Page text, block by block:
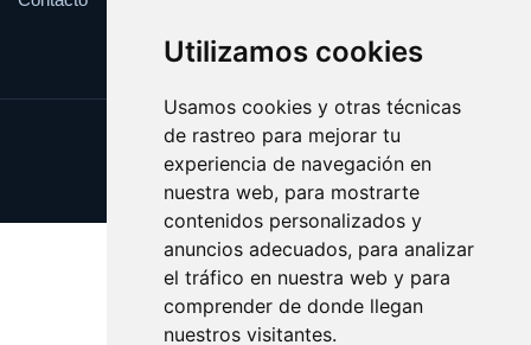
Utilizamos cookies
Usamos cookies y otras técnicas
de rastreo para mejorar tu
experiencia de navegación en
nuestra web, para mostrarte
contenidos personalizados y
anuncios adecuados, para analizar
el tráfico en nuestra web y para
comprender de donde llegan
nuestros visitantes.
Update cookies preferences
Copyright © 2025 validar.es